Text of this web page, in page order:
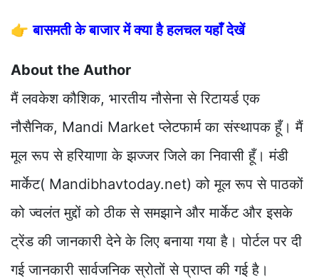
👉बासमती के बाजार में क्या है हलचल यहाँ देखें
About the Author
मैं लवकेश कौशिक, भारतीय नौसेना से रिटायर्ड एक
नौसैनिक, Mandi Market प्लेटफार्म का संस्थापक हूँ। मैं
मूल रूप से हरियाणा के झज्जर जिले का निवासी हूँ। मंडी
मार्केट( Mandibhavtoday.net) को मूल रूप से पाठकों
को ज्वलंत मुद्दों को ठीक से समझाने और मार्केट और इसके
ट्रेंड की जानकारी देने के लिए बनाया गया है। पोर्टल पर दी
गई जानकारी सार्वजनिक स्रोतों से प्राप्त की गई है।